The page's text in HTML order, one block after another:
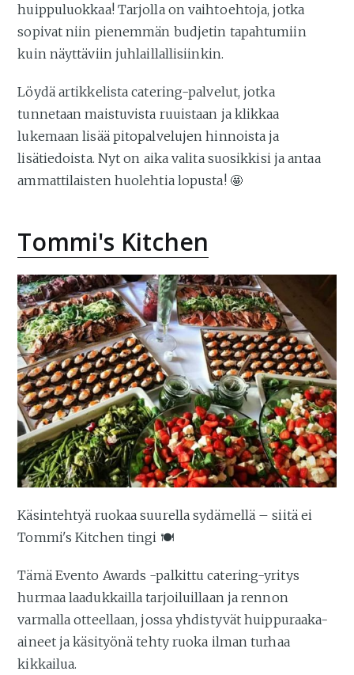
huippuluokkaa! Tarjolla on vaihtoehtoja, jotka
sopivat niin pienemmän budjetin tapahtumiin
kuin näyttäviin juhlaillallisiinkin.
Löydä artikkelista catering-palvelut, jotka
tunnetaan maistuvista ruuistaan ja klikkaa
lukemaan lisää pitopalvelujen hinnoista ja
lisätiedoista. Nyt on aika valita suosikkisi ja antaa
ammattilaisten huolehtia lopusta! 🤩
Tommi's Kitchen
Käsintehtyä ruokaa suurella sydämellä – siitä ei
Tommi's Kitchen tingi 🍽️
Tämä Evento Awards -palkittu catering-yritys
hurmaa laadukkailla tarjoiluillaan ja rennon
varmalla otteellaan, jossa yhdistyvät huippuraaka-
aineet ja käsityönä tehty ruoka ilman turhaa
kikkailua.